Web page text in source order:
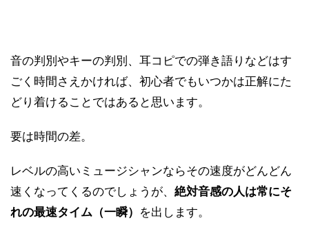
音の判別やキーの判別、耳コピでの弾き語りなどはす
ごく時間さえかければ、初心者でもいつかは正解にた
どり着けることではあると思います。
要は時間の差。
レベルの高いミュージシャンならその速度がどんどん
速くなってくるのでしょうが、 絶対音感の人は常にそ
れの最速タイム（一瞬） を出します。